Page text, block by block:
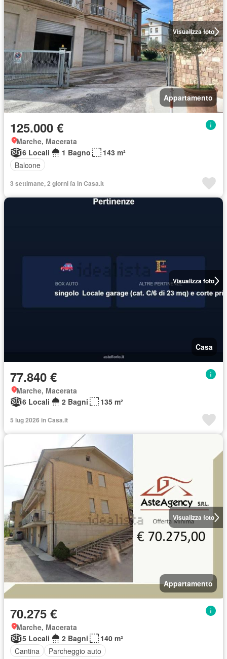
Visualizza foto
Appartamento
125.000 €
Marche, Macerata
6 Locali
1 Bagno
143 m²
Balcone
3 settimane, 2 giorni fa in Casa.it
Visualizza foto
Casa
77.840 €
Marche, Macerata
6 Locali
2 Bagni 135 m²
5 lug 2026 in Casa.it
Visualizza foto
Appartamento
70.275 €
Marche, Macerata
5 Locali
2 Bagni
140 m²
Cantina
Parcheggio auto